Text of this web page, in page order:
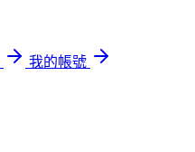
我的帳號